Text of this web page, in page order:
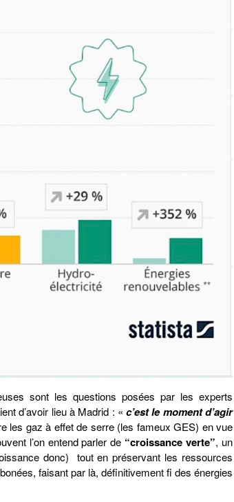
sont les questions posées par les experts
d’avoir lieu à Madrid : «c’est le moment d’agir
les gaz à effet de serre (les fameux GES) en vue
l’on entend parler de “croissance verte”, un
donc) tout en préservant les ressources
faisant par là, définitivement fi des énergies